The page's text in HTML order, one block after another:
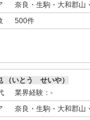
奈良・生駒・大和郡山
500件
いとう せいや）
業界経験：-
奈良・生駒・大和郡山